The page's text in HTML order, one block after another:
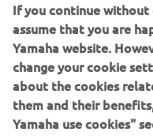
SUPPORT
NEWSLETTER
Erfahre als Erster von den
If you continue without
assume that you are
Yamaha website.
change your cookie
about the cookies
them and their
Yamaha use cookies"